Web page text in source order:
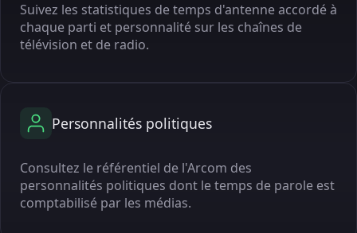
Suivez les statistiques de temps d'antenne accordé à
chaque parti et personnalité sur les chaînes de
télévision et de radio.
Personnalités politiques
Consultez le référentiel de l'Arcom des
personnalités politiques dont le temps de parole est
comptabilisé par les médias.